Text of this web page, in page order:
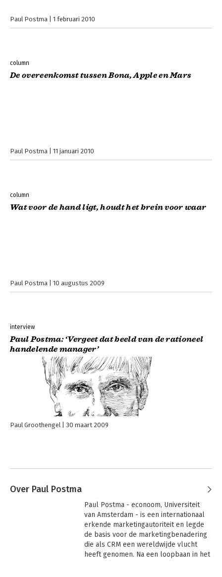
Paul Postma 1 februari 2010
column
De overeenkomst tussen Bona, Apple en Mars
Paul Postma 11 januari 2010
column
Wat voor de hand ligt, houdt het brein voor waar
Paul Postma 10 augustus 2009
interview
Paul Postma: ‘Vergeet dat beeld van de rationeel
handelende manager’
Paul Groothengel 30 maart 2009
Over Paul Postma
Paul Postma - econoom, Universiteit
van Amsterdam - is een internationaal
erkende marketingautoriteit en legde
de basis voor de marketingbenadering
die als CRM een wereldwijde vlucht
heeft genomen. Na een loopbaan in het